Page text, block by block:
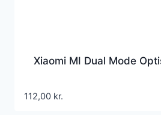
Xiaomi MI Dual Mode
112,00 kr.